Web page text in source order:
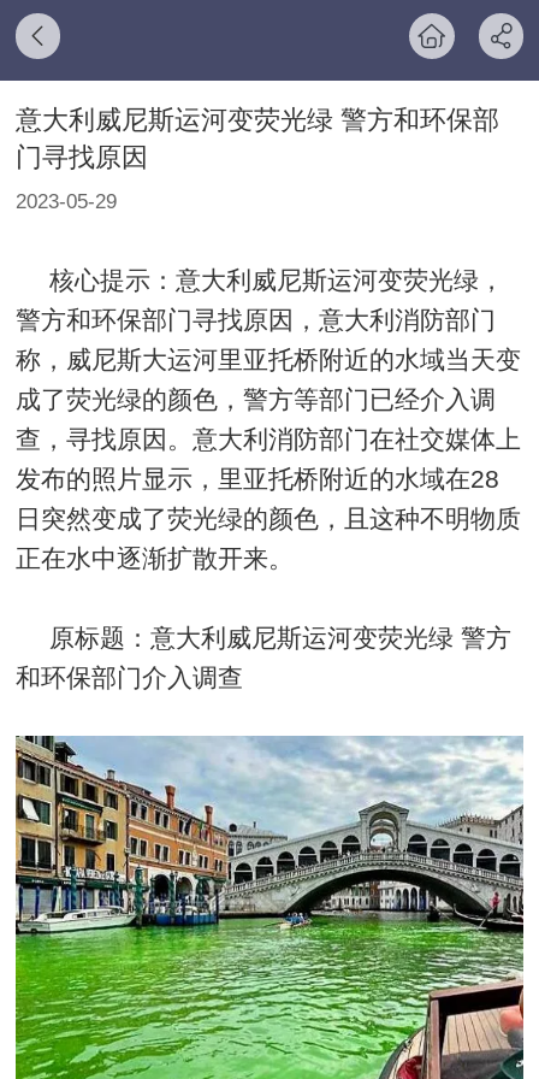
意大利威尼斯运河变荧光绿 警方和环保部
门寻找原因
2023-05-29
核心提示：意大利威尼斯运河变荧光绿，
警方和环保部门寻找原因， 意大利消防部门
称，威尼斯大运河里亚托桥附近的水域当天变
成了荧光绿的颜色，警方等部门已经介入调
查，寻找原因。 意大利消防部门在社交媒体上
发布的照片显示，里亚托桥附近的水域在28
日突然变成了荧光绿的颜色，且这种不明物质
正在水中逐渐扩散开来。
原标题：意大利威尼斯运河变荧光绿 警方
和环保部门介入调查